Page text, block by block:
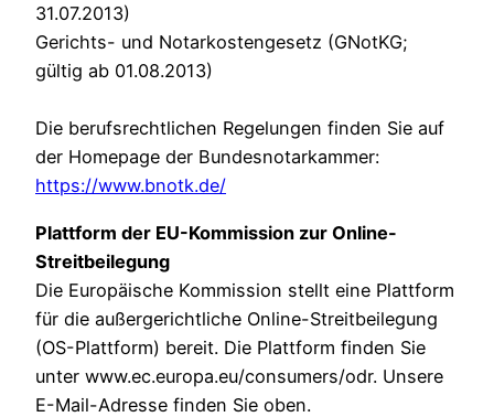
31.07.2013)
Gerichts- und Notarkostengesetz (GNotKG;
gültig ab 01.08.2013)
Die berufsrechtlichen Regelungen finden Sie auf
der Homepage der Bundesnotarkammer:
https://www.bnotk.de/
Plattform der EU-Kommission zur Online-
Streitbeilegung
Die Europäische Kommission stellt eine Plattform
für die außergerichtliche Online-Streitbeilegung
(OS-Plattform) bereit. Die Plattform finden Sie
unter www.ec.europa.eu/consumers/odr. Unsere
E-Mail-Adresse finden Sie oben.